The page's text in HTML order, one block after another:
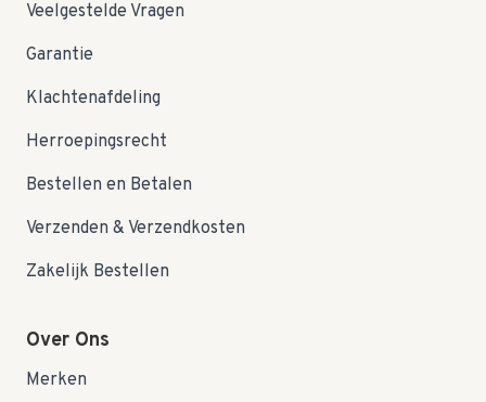
Veelgestelde Vragen
Garantie
Klachtenafdeling
Herroepingsrecht
Bestellen en Betalen
Verzenden & Verzendkosten
Zakelijk Bestellen
Over Ons
Merken